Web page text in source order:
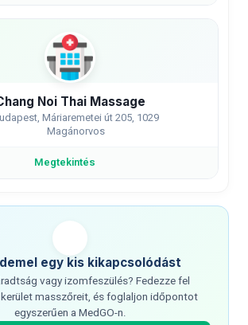
Noi Thai Massage
Máriaremetei út 205, 1029
Magánorvos
Megtekintés
egy kis kikapcsolódást
vagy izomfeszülés? Fedezze fel
masszőreit, és foglaljon időpontot
egyszerűen a MedGO-n.